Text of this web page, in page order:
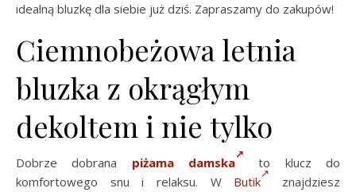
idealną bluzkę dla siebie już dziś. Zapraszamy do zakupów!
Ciemnobeżowa letnia
bluzka z okrągłym
dekoltem i nie tylko
Dobrze dobrana piżama damska
to klucz do
komfortowego snu i relaksu. W Butik
znajdziesz